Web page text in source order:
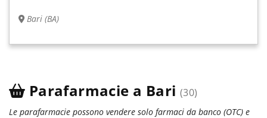
Bari (BA)
Parafarmacie a Bari (30)
Le parafarmacie possono vendere solo farmaci da banco (OTC) e